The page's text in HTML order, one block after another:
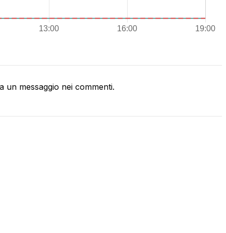
un messaggio nei commenti.